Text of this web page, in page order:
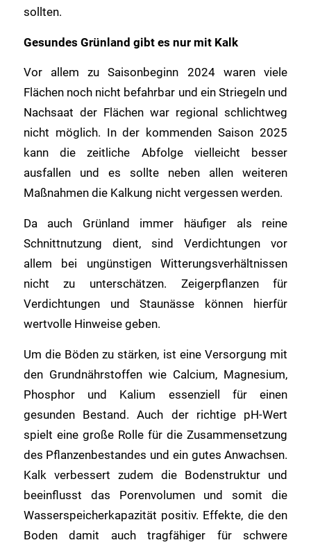
sollten.
Gesundes Grünland gibt es nur mit Kalk
Vor allem zu Saisonbeginn 2024 waren viele
Flächen noch nicht befahrbar und ein Striegeln und
Nachsaat der Flächen war regional schlichtweg
nicht möglich. In der kommenden Saison 2025
kann die zeitliche Abfolge vielleicht besser
ausfallen und es sollte neben allen weiteren
Maßnahmen die Kalkung nicht vergessen werden.
Da auch Grünland immer häufiger als reine
Schnittnutzung dient, sind Verdichtungen vor
allem bei ungünstigen Witterungsverhältnissen
nicht zu unterschätzen. Zeigerpflanzen für
Verdichtungen und Staunässe können hierfür
wertvolle Hinweise geben.
Um die Böden zu stärken, ist eine Versorgung mit
den Grundnährstoffen wie Calcium, Magnesium,
Phosphor und Kalium essenziell für einen
gesunden Bestand. Auch der richtige pH-Wert
spielt eine große Rolle für die Zusammensetzung
des Pflanzenbestandes und ein gutes Anwachsen.
Kalk verbessert zudem die Bodenstruktur und
beeinflusst das Porenvolumen und somit die
Wasserspeicherkapazität positiv. Effekte, die den
Boden damit auch tragfähiger für schwere